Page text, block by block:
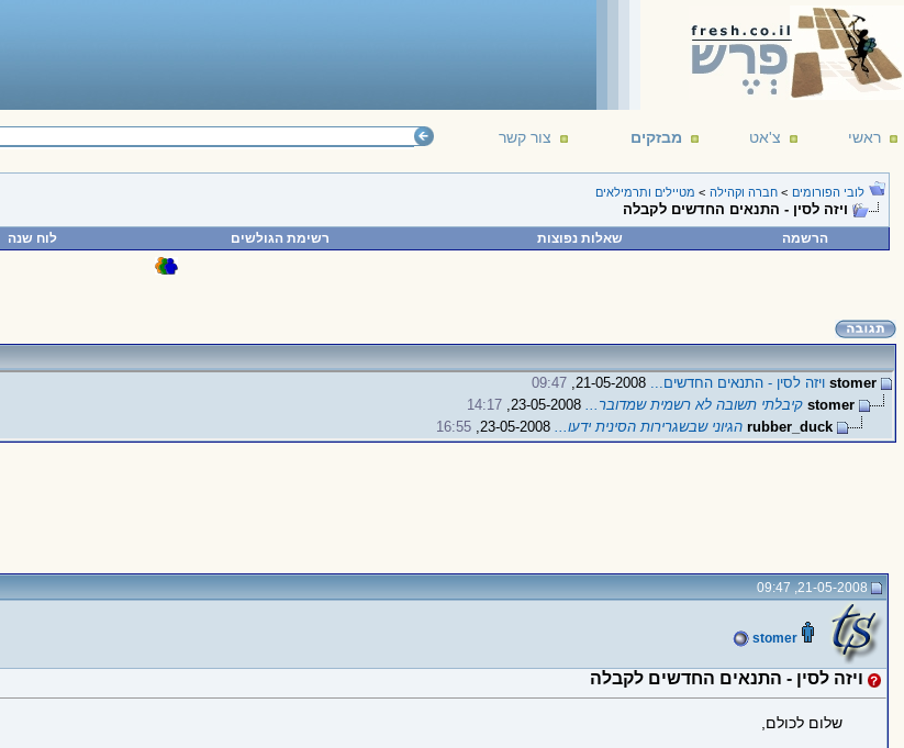
ראשי צ'אט מבזקים צור קשר
לובי הפורומים > חברה וקהילה > מטיילים ותרמילאים
ויזה לסין - התנאים החדשים לקבלה
הרשמה שאלות נפוצות רשימת הגולשים לוח שנה
stomer ויזה לסין - התנאים החדשים...
09:47
stomer קיבלתי תשובה לא רשמית שמדובר...23-05-2008,
14:17
rubber_duck הגיוני שבשגרירות הסינית ידעו...23-05-2008,
16:55
21-05-2008, 09:47
stomer
ויזה לסין - התנאים החדשים לקבלה
שלום לכולם,